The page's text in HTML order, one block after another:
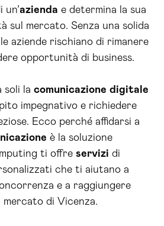
azienda e determina la sua
sul mercato. Senza una solida
aziende rischiano di rimanere
opportunità di business.
soli la comunicazione digitale
impegnativo e richiedere
Ecco perché affidarsi a
è la soluzione
ti offre servizi di
che ti aiutano a
e a raggiungere
di Vicenza.